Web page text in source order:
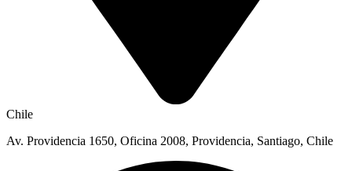
Chile
Av. Providencia 1650, Oficina 2008, Providencia, Santiago, Chile